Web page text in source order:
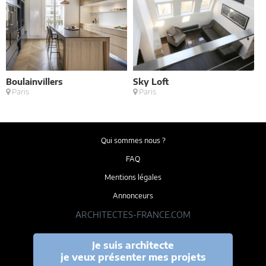
Boulainvillers
Paris
Sky Loft
Paris
Qui sommes nous ?
FAQ
Mentions légales
Annonceurs
ARCHITECTES-FRANCE.COM
Je suis architecte
je veux présenter mes projets